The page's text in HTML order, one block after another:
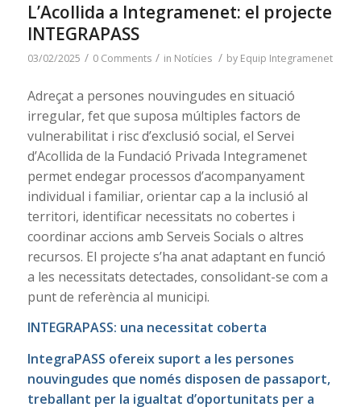
L’Acollida a Integramenet: el projecte
INTEGRAPASS
03/02/2025 / 0 Comments / in Notícies / by Equip Integramenet
Adreçat a persones nouvingudes en situació
irregular, fet que suposa múltiples factors de
vulnerabilitat i risc d’exclusió social, el Servei
d’Acollida de la Fundació Privada Integramenet
permet endegar processos d’acompanyament
individual i familiar, orientar cap a la inclusió al
territori, identificar necessitats no cobertes i
coordinar accions amb Serveis Socials o altres
recursos. El projecte s’ha anat adaptant en funció
a les necessitats detectades, consolidant-se com a
punt de referència al municipi.
INTEGRAPASS: una necessitat coberta
IntegraPASS ofereix suport a les persones
nouvingudes que només disposen de passaport,
treballant per la igualtat d’oportunitats per a